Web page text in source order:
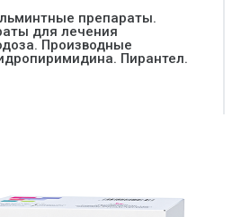
препараты.
для лечения
Производные
Пирантел.